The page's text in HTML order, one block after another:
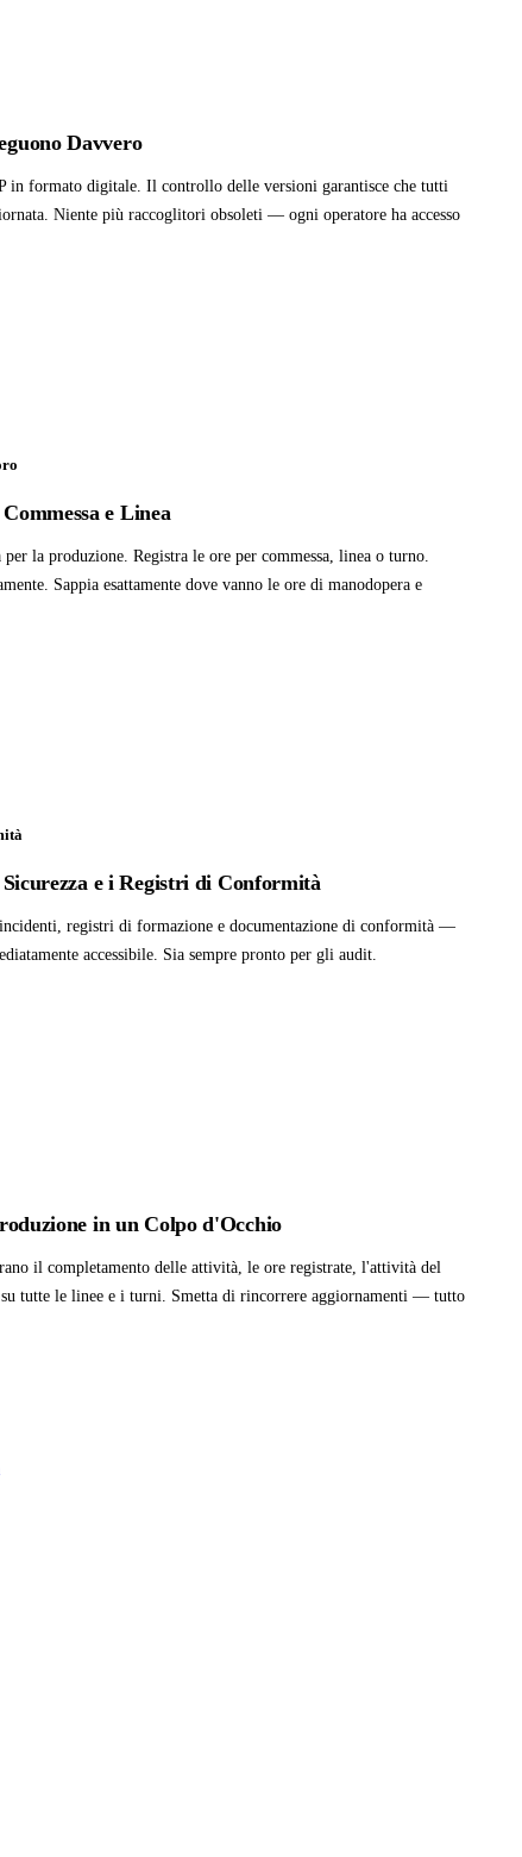
Davvero
in formato digitale. Il controllo delle versioni garantisce che tutti
Niente più raccoglitori obsoleti — ogni operatore ha accesso
e Linea
per la produzione. Registra le ore per commessa, linea o turno.
Sappia esattamente dove vanno le ore di manodopera e
e i Registri di Conformità
registri di formazione e documentazione di conformità —
accessibile. Sia sempre pronto per gli audit.
in un Colpo d'Occhio
il completamento delle attività, le ore registrate, l'attività del
tutte le linee e i turni. Smetta di rincorrere aggiornamenti — tutto